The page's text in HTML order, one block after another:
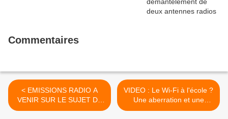
Commentaires
< EMISSIONS RADIO A
VENIR SUR LE SUJET DE
L' HYPERSENSIBILITE
VIDEO : Le Wi-Fi à l'école ?
Une aberration et une
tromperie - Oct 2010 >